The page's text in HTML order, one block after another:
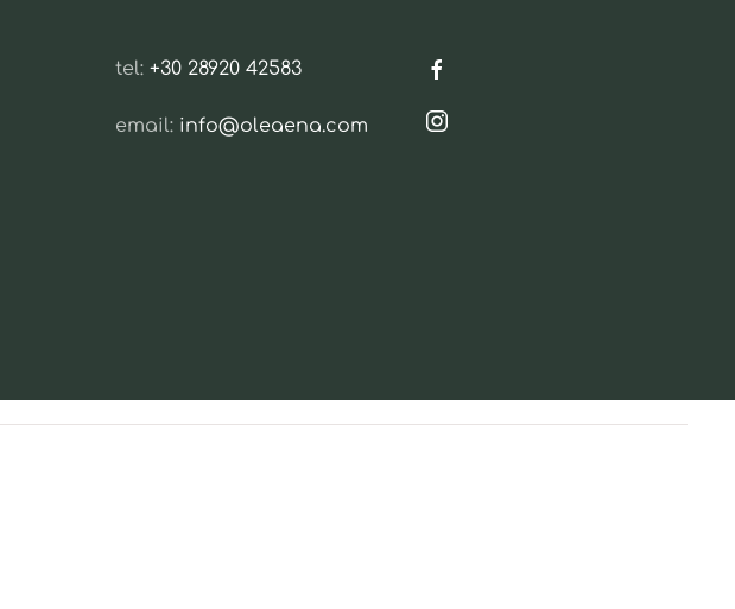
tel:+30 28920 42583
email: info@oleaena.com